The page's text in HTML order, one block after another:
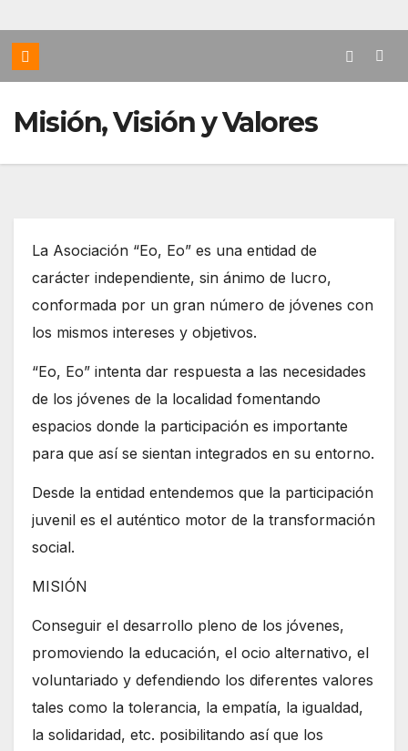
Misión, Visión y Valores
La Asociación “Eo, Eo” es una entidad de
carácter independiente, sin ánimo de lucro,
conformada por un gran número de jóvenes con
los mismos intereses y objetivos.
“Eo, Eo” intenta dar respuesta a las necesidades
de los jóvenes de la localidad fomentando
espacios donde la participación es importante
para que así se sientan integrados en su entorno.
Desde la entidad entendemos que la participación
juvenil es el auténtico motor de la transformación
social.
MISIÓN
Conseguir el desarrollo pleno de los jóvenes,
promoviendo la educación, el ocio alternativo, el
voluntariado y defendiendo los diferentes valores
tales como la tolerancia, la empatía, la igualdad,
la solidaridad, etc. posibilitando así que los